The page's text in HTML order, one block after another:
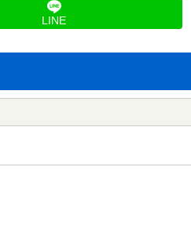
LINE